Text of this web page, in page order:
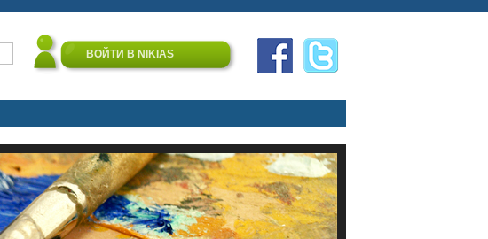
ВОЙТИ В NIKIAS